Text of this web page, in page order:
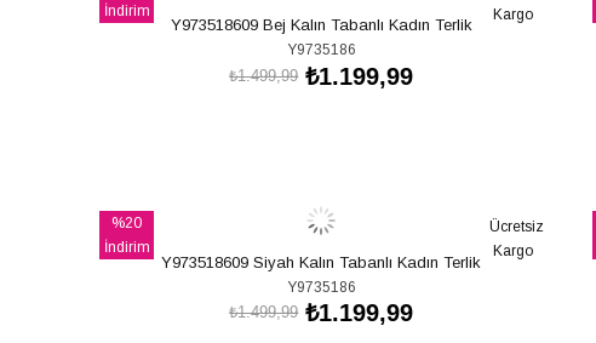
İndirim
%20İndirim
Kargo
Y973518609 Bej Kalın Tabanlı Kadın Terlik
Y9735186
₺1.199,99
₺1.499,99
%20
İndirim
%20İndirim
Ücretsiz
Kargo
Y973518609 Siyah Kalın Tabanlı Kadın Terlik
Y9735186
₺1.199,99
₺1.499,99